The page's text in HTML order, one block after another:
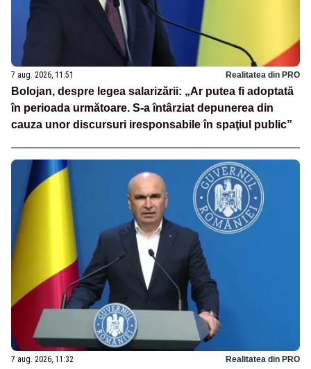
7 aug. 2026, 11:51 Realitatea din PRO
Bolojan, despre legea salarizării: „Ar putea fi adoptată
în perioada următoare. S-a întârziat depunerea din
cauza unor discursuri iresponsabile în spaţiul public”
7 aug. 2026, 11:32 Realitatea din PRO